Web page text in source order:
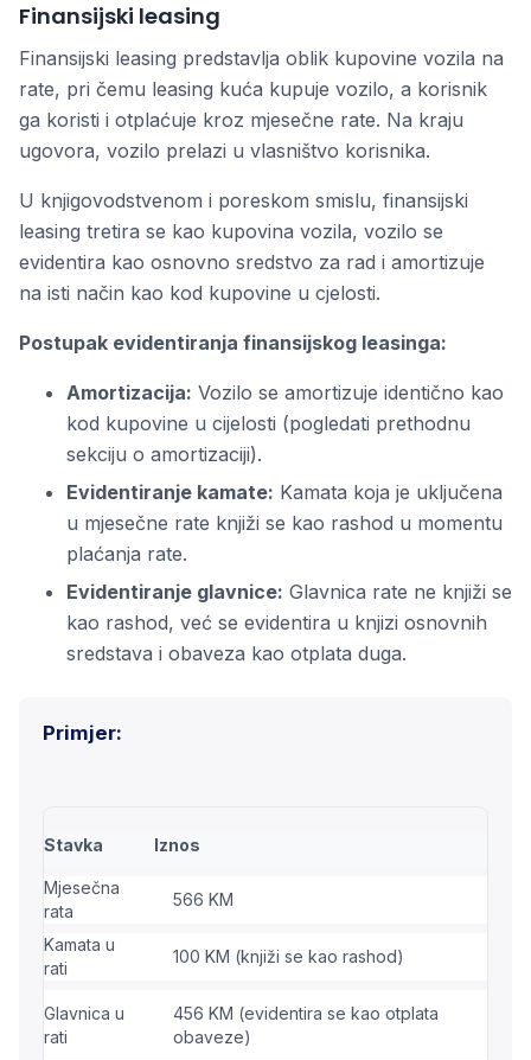
Finansijski leasing
Finansijski leasing predstavlja oblik kupovine vozila na
rate, pri čemu leasing kuća kupuje vozilo, a korisnik
ga koristi i otplaćuje kroz mjesečne rate. Na kraju
ugovora, vozilo prelazi u vlasništvo korisnika.
U knjigovodstvenom i poreskom smislu, finansijski
leasing tretira se kao kupovina vozila, vozilo se
evidentira kao osnovno sredstvo za rad i amortizuje
na isti način kao kod kupovine u cjelosti.
Postupak evidentiranja finansijskog leasinga:
Amortizacija: Vozilo se amortizuje identično kao
kod kupovine u cijelosti (pogledati prethodnu
sekciju o amortizaciji).
Evidentiranje kamate: Kamata koja je uključena
u mjesečne rate knjiži se kao rashod u momentu
plaćanja rate.
Evidentiranje glavnice: Glavnica rate ne knjiži se
kao rashod, već se evidentira u knjizi osnovnih
sredstava i obaveza kao otplata duga.
Primjer:
Stavka Iznos
Mjesečna
rata
566 KM
Kamata u
rati
100 KM (knjiži se kao rashod)
Glavnica u
rati
456 KM (evidentira se kao otplata
obaveze)